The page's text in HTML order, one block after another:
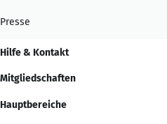
Presse
Hilfe & Kontakt
Mitgliedschaften
Hauptbereiche